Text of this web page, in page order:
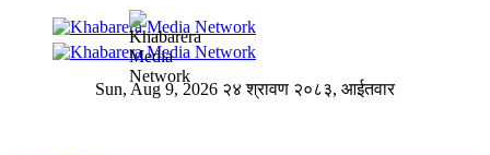
Sun, Aug 9, 2026 २४ श्रावण २०८३, आईतवार